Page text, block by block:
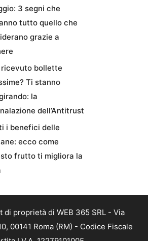
3 segni che
tutto quello che
grazie a
ricevuto bollette
Ti stanno
la
dell’Antitrust
i benefici delle
ecco come
frutto ti migliora la
di proprietà di WEB 365 SRL - Via
00141 Roma (RM) - Codice Fiscale